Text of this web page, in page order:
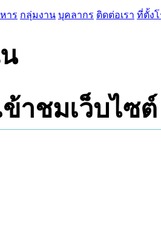
าร กลุ่มงาน บุคลากร ติดต่อเรา ที่ตั้งโ
าชมเว็บไซต์